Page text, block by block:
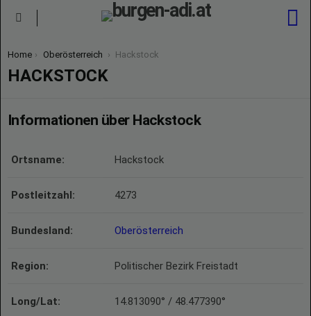
You are here:
Home Oberösterreich Hackstock
HACKSTOCK
Informationen über Hackstock
Ortsname: Hackstock
Postleitzahl: 4273
Bundesland: Oberösterreich
Region: Politischer Bezirk Freistadt
Long/Lat: 14.813090° / 48.477390°